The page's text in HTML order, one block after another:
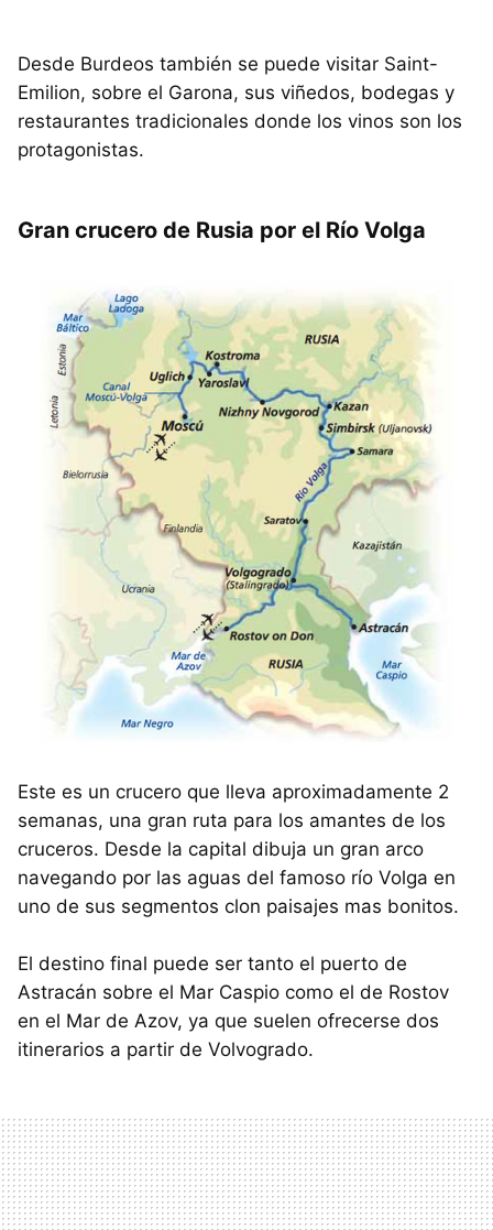
Desde Burdeos también se puede visitar Saint-
Emilion, sobre el Garona, sus viñedos, bodegas y
restaurantes tradicionales donde los vinos son los
protagonistas.
Gran crucero de Rusia por el Río Volga
Este es un crucero que lleva aproximadamente 2
semanas, una gran ruta para los amantes de los
cruceros. Desde la capital dibuja un gran arco
navegando por las aguas del famoso río Volga en
uno de sus segmentos clon paisajes mas bonitos.
El destino final puede ser tanto el puerto de
Astracán sobre el Mar Caspio como el de Rostov
en el Mar de Azov, ya que suelen ofrecerse dos
itinerarios a partir de Volvogrado.